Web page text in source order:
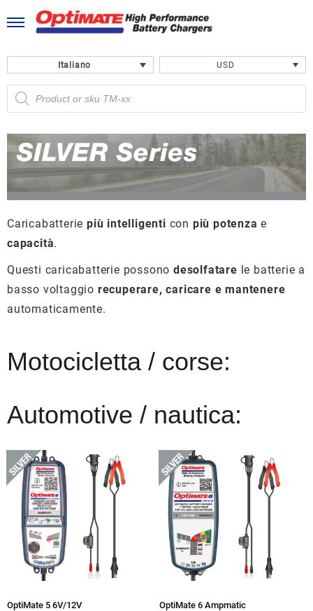
to
Italiano USD
Ricerca
prodotti
Caricabatterie più intelligenti con più potenza e
capacità.
Questi caricabatterie possono desolfatare le batterie a
basso voltaggio recuperare, caricare e mantenere
automaticamente.
Motocicletta / corse:
Automotive / nautica:
OptiMate 5 6V/12V OptiMate 6 Ampmatic